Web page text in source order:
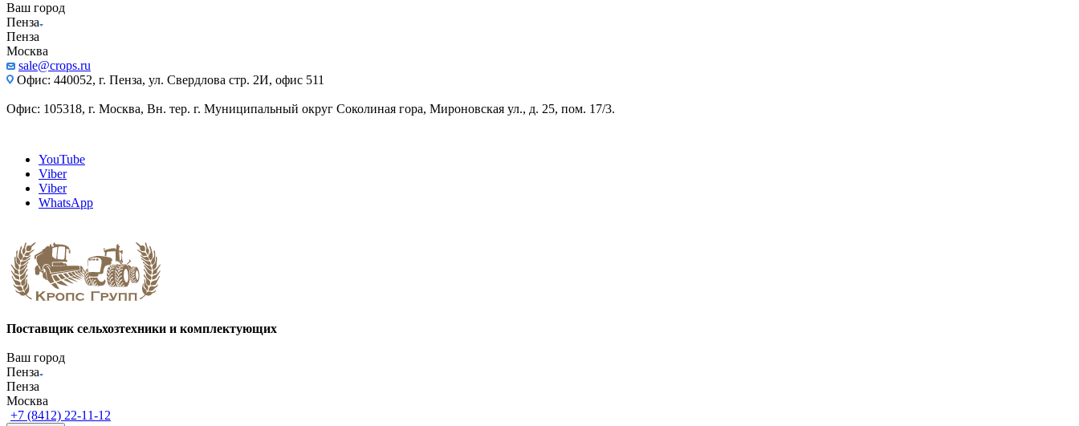
Ваш город
Пенза
Пенза
Москва
sale@crops.ru
Офис: 440052, г. Пенза, ул. Свердлова стр. 2И, офис 511
Офис: 105318, г. Москва, Вн. тер. г. Муниципальный округ Соколиная гора, Мироновская ул., д. 25, пом. 17/3.
YouTube
Viber
Viber
WhatsApp
Поставщик сельхозтехники и комплектующих
Ваш город
Пенза
Пенза
Москва
+7 (8412) 22-11-12